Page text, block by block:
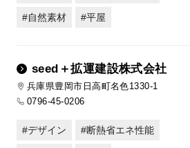
自然素材 平屋
seed＋拡運建設株式会社
兵庫県豊岡市日高町名色1330-1
0796-45-0206
デザイン 断熱省エネ性能